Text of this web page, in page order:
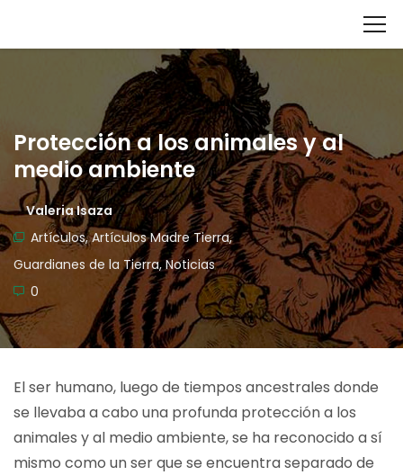
Protección a los animales y al
medio ambiente
Valeria Isaza
Artículos,Artículos Madre Tierra,
Guardianes de la Tierra,Noticias
0
El ser humano, luego de tiempos ancestrales donde
se llevaba a cabo una profunda protección a los
animales y al medio ambiente, se ha reconocido a sí
mismo como un ser que se encuentra separado de